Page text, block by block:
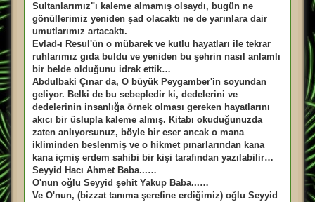
Sultanlarımız"ı kaleme almamış olsaydı, bugün ne
gönüllerimiz yeniden şad olacaktı ne de yarınlara dair
umutlarımız artacaktı.
Evlad-ı Resul'ün o mübarek ve kutlu hayatları ile tekrar
ruhlarımız gıda buldu ve yeniden bu şehrin nasıl anlamlı
bir belde olduğunu idrak ettik…
Abdulbaki Çınar da, O büyük Peygamber'in soyundan
geliyor. Belki de bu sebepledir ki, dedelerini ve
dedelerinin insanlığa örnek olması gereken hayatlarını
akıcı bir üslupla kaleme almış. Kitabı okuduğunuzda
zaten anlıyorsunuz, böyle bir eser ancak o mana
ikliminden beslenmiş ve o hikmet pınarlarından kana
kana içmiş erdem sahibi bir kişi tarafından yazılabilir…
Seyyid Hacı Ahmet Baba...…
O'nun oğlu Seyyid şehit Yakup Baba...…
Ve O'nun, (bizzat tanıma şerefine erdiğimiz) oğlu Seyyid